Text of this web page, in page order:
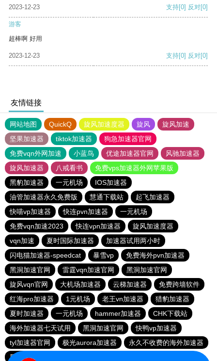
2023-12-23
支持[0] 反对[0]
游客
超棒啊 好用
2023-12-23 支持[0] 反对[0]
友情链接
网站地图 QuickQ 旋风加速度器 旋风
旋风加速
坚果加速器
tiktok加速器
狗急加速器官网
免费vqn外网加速
小蓝鸟 优途加速器官网
风驰加速器
旋风加速器
八戒看书
免费vps加速器外网苹果版
黑豹加速器
一元机场
IOS加速器
油管加速器永久免费版
慧通下载站
起飞加速器
快喵vp加速器
快连pvn加速器
一元机场
免费vqn加速2023
快连vρn加速器
旋风加速度器
vqn加速
夏时国际加速器
加速器试用两小时
闪电猫加速器-speedcat
暴雪vp
免费海外pvn加速器
黑洞加速官网
雷霆vqn加速官网
黑洞加速官网
旋风vqn官网
大机场加速器 云梯加速器
免费跨墙软件
红海pro加速器
1元机场 老王vn加速器
猎豹加速器
夏时加速器
一元机场 hammer加速器
CHK下载站
海外加速器七天试用
黑洞加速官网
快鸭vp加速器
tyl加速器官网
极光aurora加速器
永久不收费的海外加速器
黑洞永久加速器